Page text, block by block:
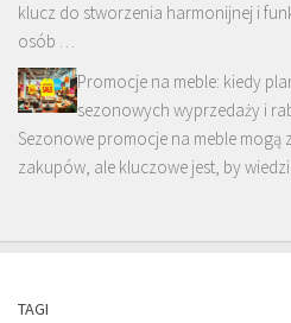
klucz do stworzenia harmonijnej i
osób …
Promocje na meble: kiedy
sezonowych wyprzedaży i
Sezonowe promocje na meble
zakupów, ale kluczowe jest, by
TAGI